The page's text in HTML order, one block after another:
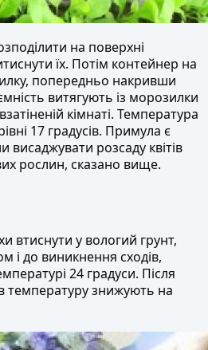
на поверхні
їх. Потім контейнер на
попередньо накривши
витягують із морозилки
кімнаті. Температура
17 градусів. Примула є
розсаду квітів
рослин, сказано вище.
втиснути у вологий грунт,
і до виникнення сходів,
24 градуси. Після
температуру знижують на